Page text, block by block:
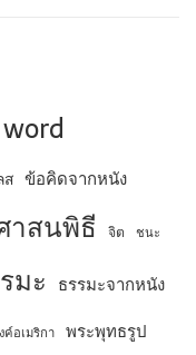
ส ข้อคิดจากหนัง
าสนพิธี จิต ชนะ
มะ ธรรมะจากหนัง
ค์อเมริกา พระพุทธรูป